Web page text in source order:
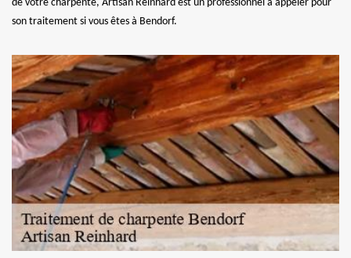
de votre charpente, Artisan Reinhard est un professionnel à appeler pour
son traitement si vous êtes à Bendorf.